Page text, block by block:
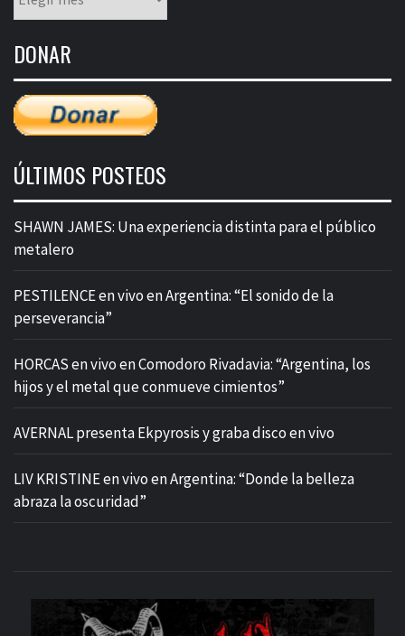
mensual
entradas
DONAR
ÚLTIMOS POSTEOS
SHAWN JAMES: Una experiencia distinta para el público
metalero
PESTILENCE en vivo en Argentina: “El sonido de la
perseverancia”
HORCAS en vivo en Comodoro Rivadavia: “Argentina, los
hijos y el metal que conmueve cimientos”
AVERNAL presenta Ekpyrosis y graba disco en vivo
LIV KRISTINE en vivo en Argentina: “Donde la belleza
abraza la oscuridad”